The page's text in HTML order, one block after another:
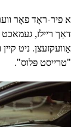
א פיר-ראָד פאָר
דאַך ריילז,
אַוועקזעצן. ניט
"טרייסט פּלוס".